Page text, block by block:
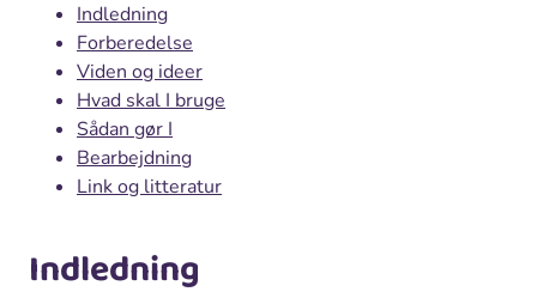
Indledning
Forberedelse
Viden og ideer
Hvad skal I bruge
Sådan gør I
Bearbejdning
Link og litteratur
Indledning